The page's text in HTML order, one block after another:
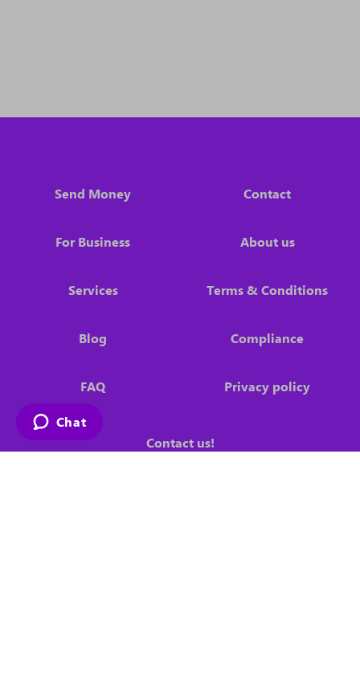
Send Money
For Business
Services
Blog
FAQ
Contact
About us
Terms & Conditions
Compliance
Privacy policy
Contact us!
Chat